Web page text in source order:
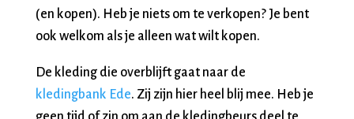
(en kopen). Heb je niets om te verkopen? Je bent
ook welkom als je alleen wat wilt kopen.
De kleding die overblijft gaat naar de
kledingbank Ede. Zij zijn hier heel blij mee. Heb je